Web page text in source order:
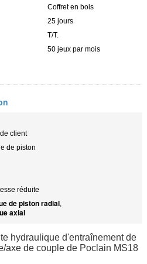
Coffret en bois
25 jours
T/T.
50 jeux par mois
client
de piston
réduite
de piston radial,
axial
hydraulique d'entraînement de
axe de couple de Poclain MS18